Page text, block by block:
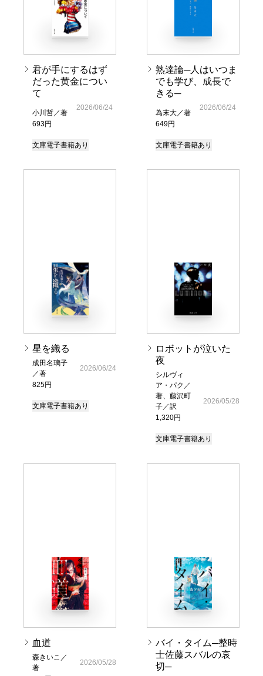
君が手にするはず
だった黄金につい
て
小川哲／著
693円
2026/06/24
文庫電子書籍あり
熟達論─人はいつま
でも学び、成長で
きる─
為末大／著
649円
2026/06/24
文庫電子書籍あり
星を織る
成田名璃子
／著
825円
2026/06/24
文庫電子書籍あり
ロボットが泣いた
夜
シルヴィ
ア・パク／
著、藤沢町
子／訳
1,320円
2026/05/28
文庫電子書籍あり
血道
森きいこ／
著
2026/05/28
バイ・タイム─整時
士佐藤スバルの哀
切─